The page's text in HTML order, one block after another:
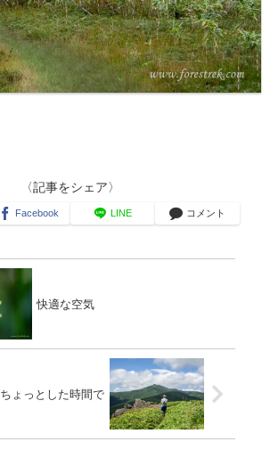
〈記事をシェア〉
Facebook LINE コメント
快適な空気
ちょっとした時間で